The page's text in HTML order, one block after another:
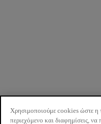
Χρησιμοποιούμε cookies ώστε η
περιεχόμενο και διαφημίσεις,